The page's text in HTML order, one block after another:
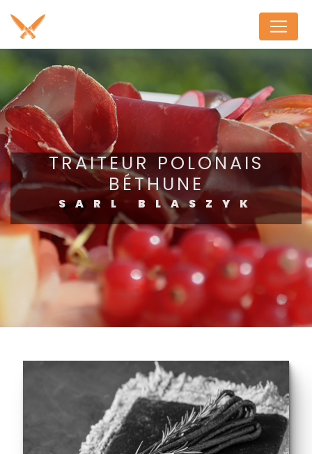
TRAITEUR POLONAIS
BÉTHUNE
SARL BLASZYK